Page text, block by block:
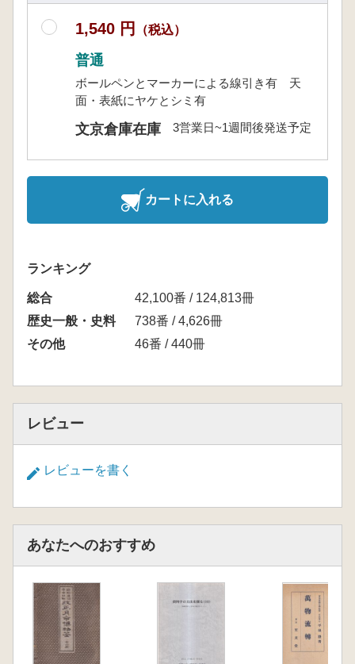
1,540 円 （税込）
普通
ボールペンとマーカーによる線引き有 天
面・表紙にヤケとシミ有
文京倉庫在庫 3営業日~1週間後発送予定
カートに入れる
ランキング
総合
42,100番 / 124,813冊
歴史一般・史料
738番 / 4,626冊
その他
46番 / 440冊
レビュー
レビューを書く
あなたへのおすすめ